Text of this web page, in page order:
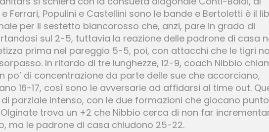
Ferrari, Populini e Castellini sono le bande e Bertoletti è il
per il sestetto biancorosso che, anzi, pare in grado di
sul 2-5, tuttavia la reazione delle padrone di casa
prima nel pareggio 5-5, poi, con attacchi che le tigri
In ritardo di tre lunghezze, 12-9, coach Nibbio
po’ di concentrazione da parte delle sue che accorciano,
16-17, così sono le avversarie ad affidarsi al time out.
parziale intenso, con le due formazioni che giocano
trova un +2 che Nibbio cerca di non far
ma le padrone di casa chiudono 25-22.